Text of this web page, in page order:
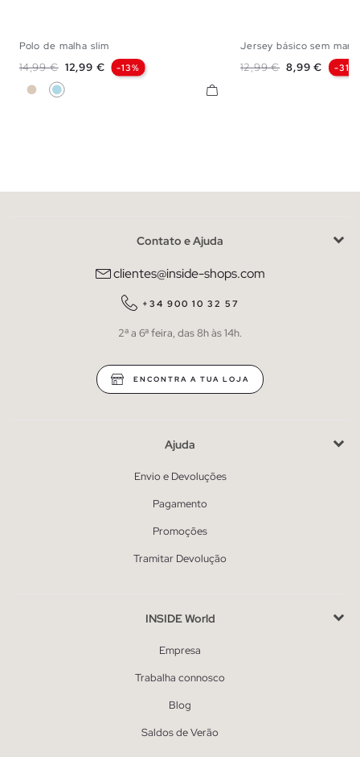
Polo de malha slim
Preço normal
14,99 € Preço
12,99 € -13%
Off WhiteAzul Claro
Jersey básico sem
Preço normal
12,99 € Preço
8,99 € -31%
Contato e Ajuda
clientes@inside-shops.com
+34 900 10 32 57
2ª a 6ª feira, das 8h às 14h.
ENCONTRA A TUA LOJA
Ajuda
Envio e Devoluções
Pagamento
Promoções
Tramitar Devolução
INSIDE World
Empresa
Trabalha connosco
Blog
Saldos de Verão